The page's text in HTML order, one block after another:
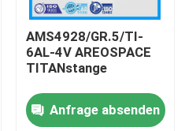
AMS4928/GR.5/TI-
6AL-4V AREOSPACE
TITANstange
Anfrage absenden